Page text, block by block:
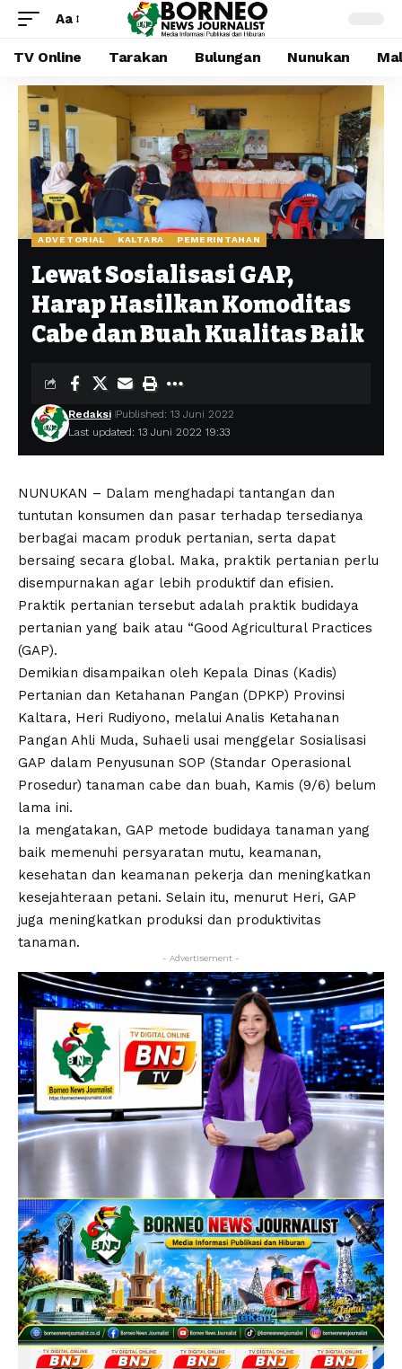
Aa
TV Online Tarakan Bulungan Nunukan
ADVETORIAL KALTARA PEMERINTAHAN
Lewat Sosialisasi GAP,
Harap Hasilkan Komoditas
Cabe dan Buah Kualitas Baik
Last updated: 13 Juni 2022 19:33
Redaksi Published: 13 Juni 2022
NUNUKAN – Dalam menghadapi tantangan dan
tuntutan konsumen dan pasar terhadap tersedianya
berbagai macam produk pertanian, serta dapat
bersaing secara global. Maka, praktik pertanian perlu
disempurnakan agar lebih produktif dan efisien.
Praktik pertanian tersebut adalah praktik budidaya
pertanian yang baik atau “Good Agricultural Practices
(GAP).
Demikian disampaikan oleh Kepala Dinas (Kadis)
Pertanian dan Ketahanan Pangan (DPKP) Provinsi
Kaltara, Heri Rudiyono, melalui Analis Ketahanan
Pangan Ahli Muda, Suhaeli usai menggelar Sosialisasi
GAP dalam Penyusunan SOP (Standar Operasional
Prosedur) tanaman cabe dan buah, Kamis (9/6) belum
lama ini.
Ia mengatakan, GAP metode budidaya tanaman yang
baik memenuhi persyaratan mutu, keamanan,
kesehatan dan keamanan pekerja dan meningkatkan
kesejahteraan petani. Selain itu, menurut Heri, GAP
juga meningkatkan produksi dan produktivitas
tanaman.
- Advertisement -